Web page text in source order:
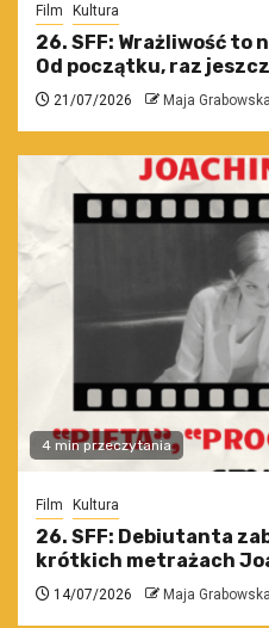
Film Kultura
26. SFF: Wrażliwość to
Od początku, raz
21/07/2026 Maja Grabowska
4 min przeczytania
Film Kultura
26. SFF: Debiutanta
krótkich metrażach
14/07/2026 Maja Grabowska